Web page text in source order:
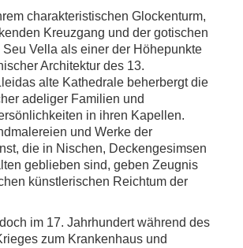
charakteristischen Glockenturm,
Kreuzgang und der gotischen
Vella als einer der Höhepunkte
Architektur des 13.
alte Kathedrale beherbergt die
adeliger Familien und
in ihren Kapellen.
und Werke der
die in Nischen, Deckengesimsen
geblieben sind, geben Zeugnis
künstlerischen Reichtum der
im 17. Jahrhundert während des
zum Krankenhaus und